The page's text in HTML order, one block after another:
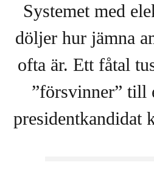
Systemet med
döljer hur jämna
ofta är. Ett fåtal
”försvinner” till
presidentkandidat